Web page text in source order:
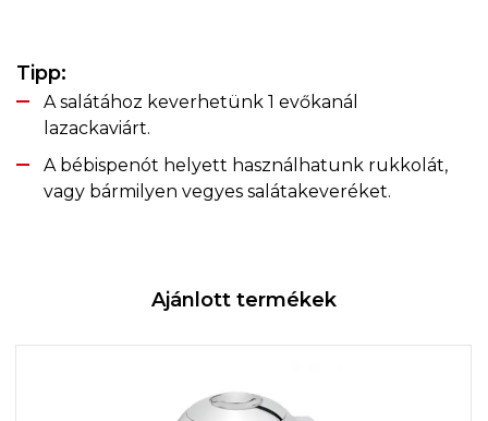
Tipp:
A salátához keverhetünk 1 evőkanál
lazackaviárt.
A bébispenót helyett használhatunk rukkolát,
vagy bármilyen vegyes salátakeveréket.
Ajánlott termékek